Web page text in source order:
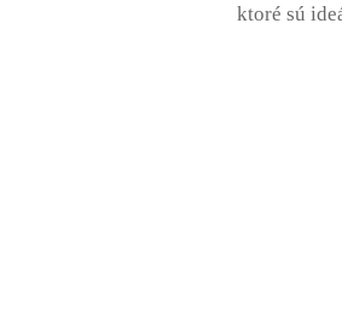
ktoré sú